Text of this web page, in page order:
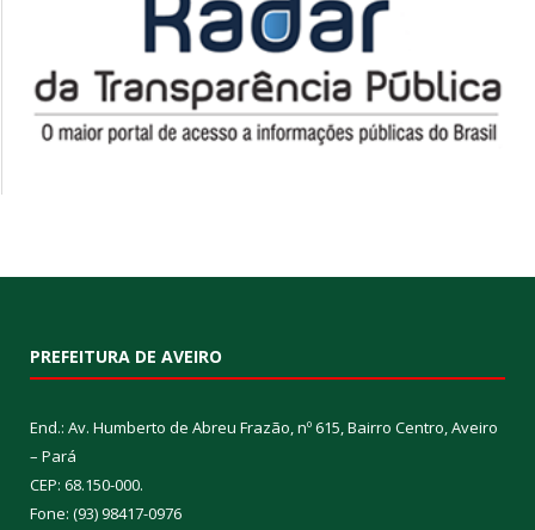
PREFEITURA DE AVEIRO
End.: Av. Humberto de Abreu Frazão, nº 615, Bairro Centro, Aveiro
– Pará
CEP: 68.150-000.
Fone: (93) 98417-0976